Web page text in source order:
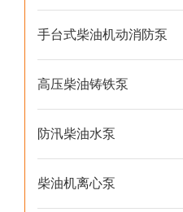
手台式柴油机动消防泵
高压柴油铸铁泵
防汛柴油水泵
柴油机离心泵